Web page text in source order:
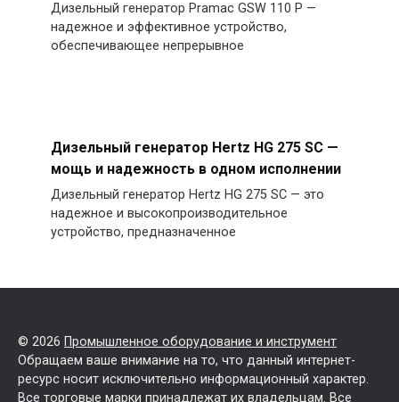
Дизельный генератор Pramac GSW 110 P —
надежное и эффективное устройство,
обеспечивающее непрерывное
Дизельный генератор Hertz HG 275 SC —
мощь и надежность в одном исполнении
Дизельный генератор Hertz HG 275 SC — это
надежное и высокопроизводительное
устройство, предназначенное
© 2026 Промышленное оборудование и инструмент
Обращаем ваше внимание на то, что данный интернет-
ресурс носит исключительно информационный характер.
Все торговые марки принадлежат их владельцам. Все